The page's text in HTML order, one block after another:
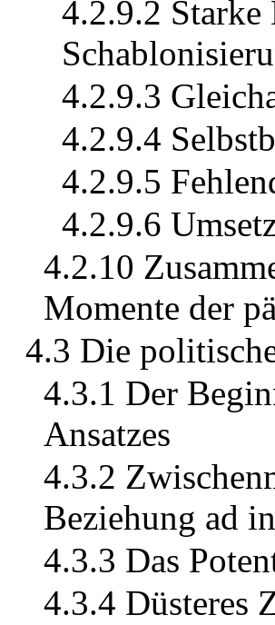
4.2.9.2 Starke
4.2.9.3
4.2.9.4
4.2.9.5
4.2.9.6
4.2.10
Momente der
4.3 Die
4.3.1 Der
Ansatzes
4.3.2
Beziehung ad
4.3.3 Das
4.3.4 Düsteres